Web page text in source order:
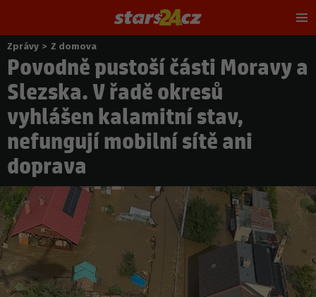
Nacházíte
se
zde:
Zprávy > Z domova
Povodně pustoší části Moravy a
Slezska. V řadě okresů
vyhlášen kalamitní stav,
nefungují mobilní sítě ani
doprava